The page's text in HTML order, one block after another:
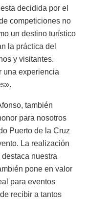
decidida por el
competiciones no
un destino turístico
la práctica del
y visitantes.
una experiencia
también
para nosotros
Puerto de la Cruz
La realización
nuestra
pone en valor
para eventos
recibir a tantos